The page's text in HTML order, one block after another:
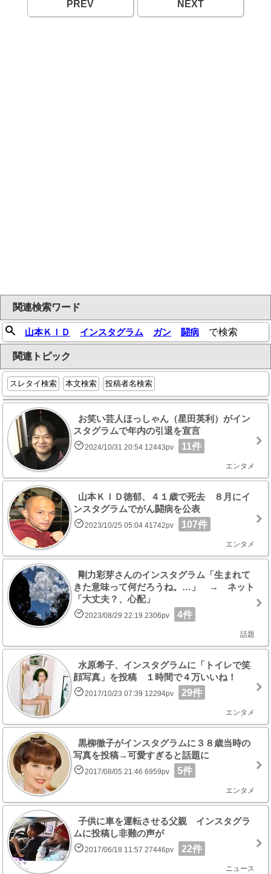
PREV NEXT
関連検索ワード
山本ＫＩＤ インスタグラム ガン 闘病 で検索
関連トピック
スレタイ検索 本文検索 投稿者名検索
お笑い芸人ほっしゃん（星田英利）がイン
スタグラムで年内の引退を宣言
2024/10/31 20:54 12443pv 11件
エンタメ
山本ＫＩＤ徳郁、４１歳で死去 ８月にイ
ンスタグラムでがん闘病を公表
2023/10/25 05:04 41742pv 107件
エンタメ
剛力彩芽さんのインスタグラム「生まれて
きた意味って何だろうね。…」 → ネット
「大丈夫？、心配」
2023/08/29 22:19 2306pv 4件
話題
水原希子、インスタグラムに「トイレで笑
顔写真」を投稿 １時間で４万いいね！
2017/10/23 07:39 12294pv 29件
エンタメ
黒柳徹子がインスタグラムに３８歳当時の
写真を投稿→可愛すぎると話題に
2017/08/05 21:46 6959pv 5件
エンタメ
子供に車を運転させる父親 インスタグラ
ムに投稿し非難の声が
2017/06/18 11:57 27446pv 22件
ニュース